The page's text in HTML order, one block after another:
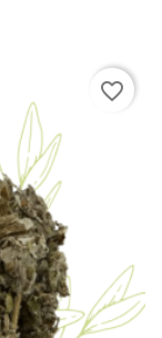
favorite_border